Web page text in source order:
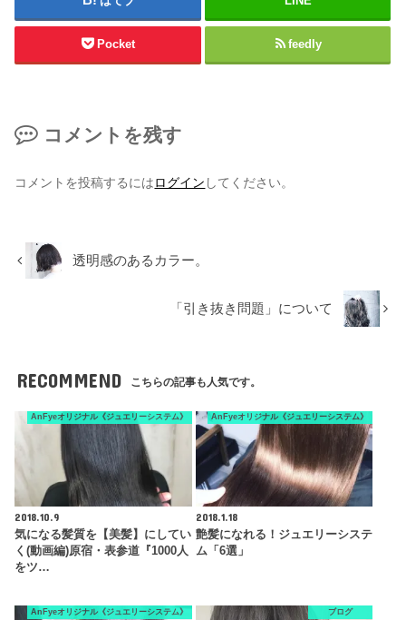
Pocket feedly
コメントを残す
コメントを投稿するにはログイン してください。
透明感のあるカラー。
「引き抜き問題」について
RECOMMEND こちらの記事も人気です。
AnFyeオリジナル《ジュエリーシステム》
2018.10.9
気になる髪質を【美髪】にしてい
く(動画編)原宿・表参道『1000人
をツ…
AnFyeオリジナル《ジュエリーシステム》
2018.1.18
艶髪になれる！ジュエリーシステ
ム「6選」
AnFyeオリジナル《ジュエリーシステム》 ブログ